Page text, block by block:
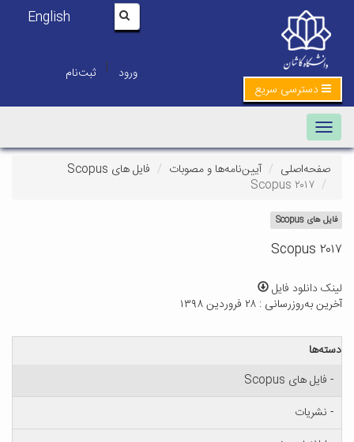
English
ورود | ثبت‌نام
دسترسی سریع
Toggle navigation
صفحه‌اصلی آیین‌نامه‌ها و مصوبات
فایل های Scopus
Scopus ۲۰۱۷
فایل های Scopus
Scopus ۲۰۱۷
لینک دانلود فایل
آخرین به‌روزرسانی : ۲۸ فروردین ۱۳۹۸
دسته‌ها
- فایل های Scopus
- نشریات